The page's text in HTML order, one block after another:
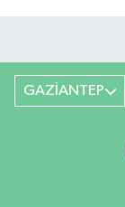
GAZİANTEP